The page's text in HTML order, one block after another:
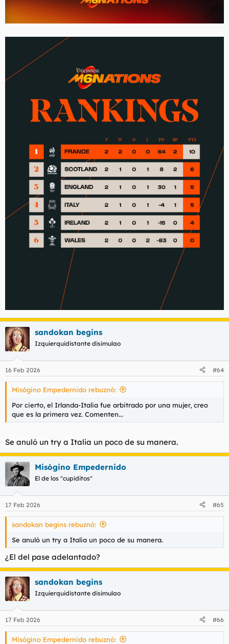
sandokan begins
Izquierquidistante disimulao
16 Feb 2026 #64
Misógino Empedernido rebuznó:
Por cierto, el Irlanda-Italia fue arbitrado por una mujer, creo
que es la primera vez. Comenten...
Se anuló un try a Italia un poco de su manera.
Misógino Empedernido
El de los "cupiditos"
17 Feb 2026 #65
sandokan begins rebuznó:
Se anuló un try a Italia un poco de su manera.
¿El del pase adelantado?
sandokan begins
Izquierquidistante disimulao
17 Feb 2026 #66
Misógino Empedernido rebuznó: